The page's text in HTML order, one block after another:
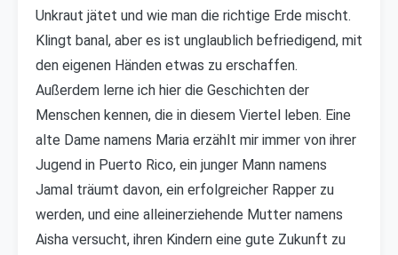
Unkraut jätet und wie man die richtige Erde mischt.
Klingt banal, aber es ist unglaublich befriedigend, mit
den eigenen Händen etwas zu erschaffen.
Außerdem lerne ich hier die Geschichten der
Menschen kennen, die in diesem Viertel leben. Eine
alte Dame namens Maria erzählt mir immer von ihrer
Jugend in Puerto Rico, ein junger Mann namens
Jamal träumt davon, ein erfolgreicher Rapper zu
werden, und eine alleinerziehende Mutter namens
Aisha versucht, ihren Kindern eine gute Zukunft zu